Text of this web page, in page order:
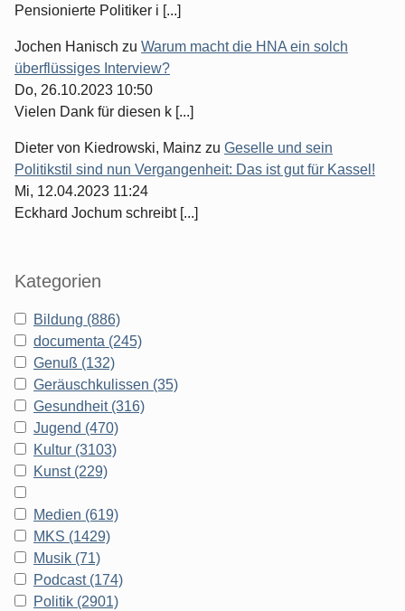
Pensionierte Politiker i [...]
Jochen Hanisch zu Warum macht die HNA ein solch
überflüssiges Interview?
Do, 26.10.2023 10:50
Vielen Dank für diesen k [...]
Dieter von Kiedrowski, Mainz zu Geselle und sein
Politikstil sind nun Vergangenheit: Das ist gut für Kassel!
Mi, 12.04.2023 11:24
Eckhard Jochum schreibt [...]
Kategorien
Bildung (886)
documenta (245)
Genuß (132)
Geräuschkulissen (35)
Gesundheit (316)
Jugend (470)
Kultur (3103)
Kunst (229)
Medien (619)
MKS (1429)
Musik (71)
Podcast (174)
Politik (2901)